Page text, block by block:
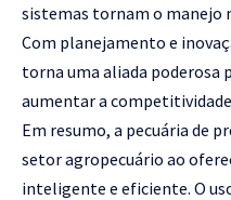
sistemas tornam o manejo
Com planejamento e
torna uma aliada poderosa
aumentar a
Em resumo, a pecuária de
setor agropecuário ao
inteligente e eficiente. O